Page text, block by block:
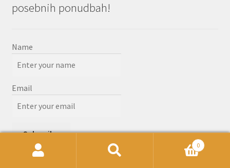
posebnih ponudbah!
Name
Email
0